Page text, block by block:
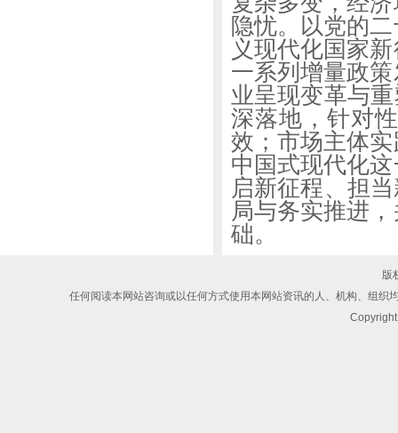
隐忧。以党的
义现代化国家
一系列增量政
业呈现变革与
深落地，针对
效；市场主体
中国式现代化
启新征程、担
局与务实推进
础。
版
任何阅读本网站咨询或以任何方式使用本网站资讯的人、机构、组